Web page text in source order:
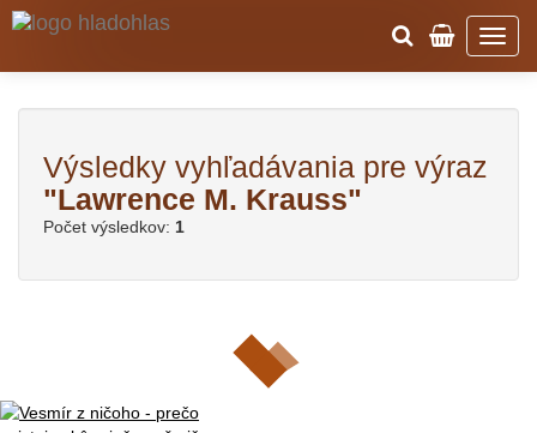
Výsledky vyhľadávania pre výraz
"Lawrence M. Krauss"
Počet výsledkov: 1